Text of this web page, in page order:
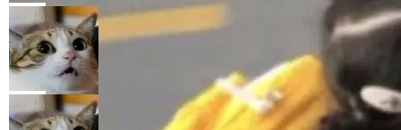
Harness 负责把能力落到真实环境中——调用工
具、读写文件、管理上下文、处理错误、完成闭
环。崔添翼招人的标...
理解、推理、生成与编辑，还仅以 8B-MoT 的轻
量大小，将能力推进到4K、更精细的真实质感、
更复杂的视觉控制和可持续迭代编辑。 相比 U
1，U1.5-Lite-Preview 在以下方向上带来了显著
提升： 原生支持4K图像生成； 更精细的局部纹
理、细节与真实世界质感； 更准确的中英文文字
nap。这次是 hwctl——一个用来检查 Ubuntu
硬件认证状态的命令行工具。 Canonical 工程师
Alan Griffiths 在邮件列表中说得很直白：「hwc
tl 是一个 Ubuntu 专有的包，它和它的依赖项都
是 Ubuntu 专有的，不会用在其他发行版上。」
所以 deb 版本的受众实际上为零。既然只有 Ub
局
Dario Amodei 担心新人来 Anthropic
只为金钱，不为使命
顶级 AI 研究员在两家公司之间来回跳，中间只
隔了几天。 Lilian Weng 上周刚宣布因健康原因
离开 Thinking Machines Lab，说自己作为联合
局